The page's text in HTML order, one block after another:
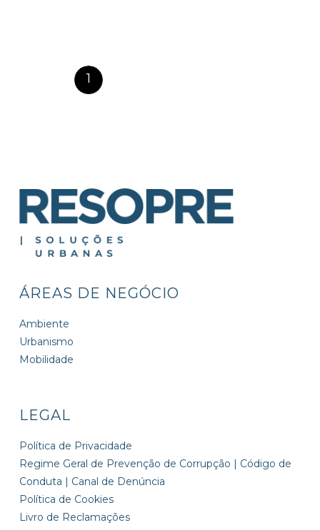
1
ÁREAS DE NEGÓCIO
Ambiente
Urbanismo
Mobilidade
LEGAL
Política de Privacidade
Regime Geral de Prevenção de Corrupção | Código de
Conduta | Canal de Denúncia
Política de Cookies
Livro de Reclamações